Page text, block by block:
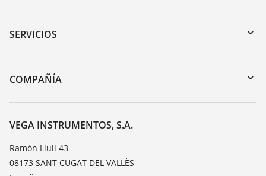
Zona de descarga
Búsqueda por número de serie
DTM Collection/PACTware
SERVICIOS
Devolución de instrumentos
Cursos de formacion
Lista de resistencias
TeamViewer
COMPAÑÍA
Acerca de VEGA
Contacto
Notícias
Prensa
VEGA INSTRUMENTOS, S.A.
Ramón Llull 43
08173 SANT CUGAT DEL VALLÈS